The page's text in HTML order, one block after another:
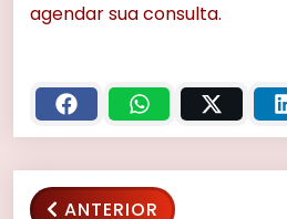
agendar sua consulta.
ANTERIOR